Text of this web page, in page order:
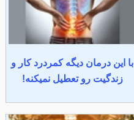
با این درمان دیگه کمردرد کار و
زندگیت رو تعطیل نمیکنه!